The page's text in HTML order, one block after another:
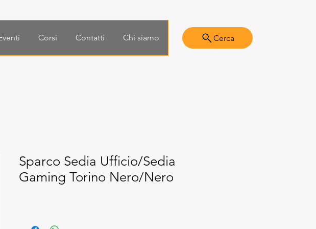
Corsi Contatti Chi siamo Cerca
Sparco Sedia Ufficio/Sedia
Gaming Torino Nero/Nero